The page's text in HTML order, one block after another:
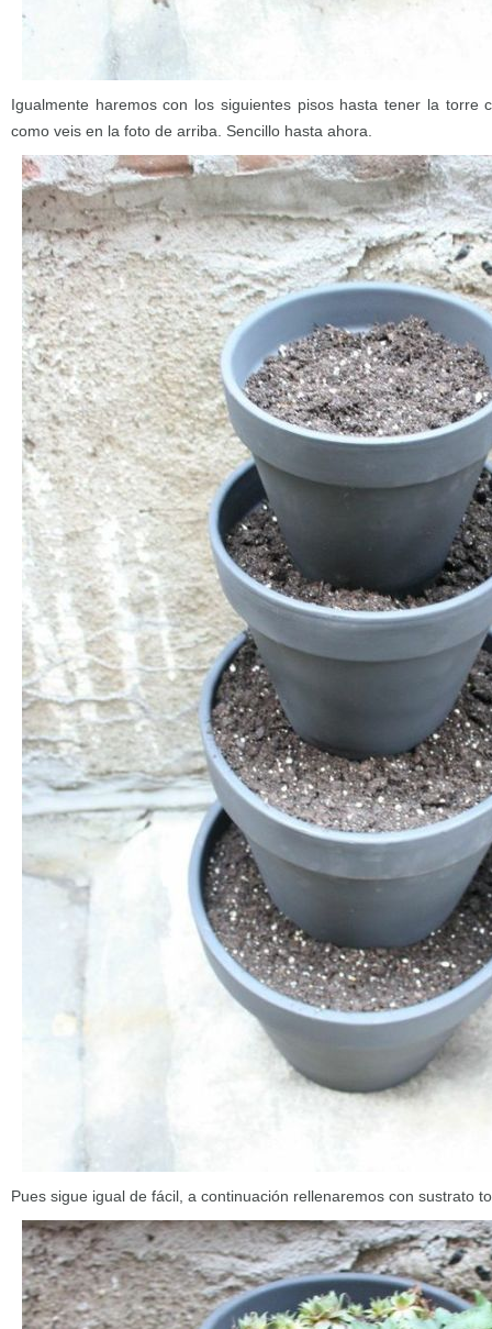
Igualmente haremos con los siguientes pisos hasta tener la torre
como veis en la foto de arriba. Sencillo hasta ahora.
Pues sigue igual de fácil, a continuación rellenaremos con sustrato